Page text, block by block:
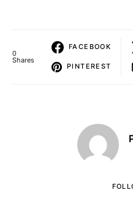
0
Shares
FACEBOOK
PINTEREST